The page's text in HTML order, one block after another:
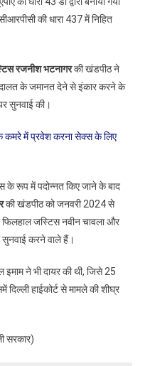
की धारा 437 में निहित
रजनीश भटनागरकी खंडपीठ ने
के जमानत देने से इंकार करने के
सुनवाई की।
कमरे में प्रवेश करना सेक्स के लिए
के रूप में पदोन्नत किए जाने के बाद
की खंडपीठ को जनवरी 2024 से
फिलहाल जस्टिस नवीन चावला और
करने वाले हैं।
ने भी दायर की थी, जिसे 25
हाईकोर्ट से मामले की शीघ्र
सरकार)